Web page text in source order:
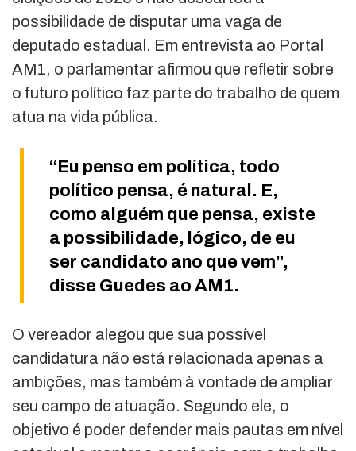
possibilidade de disputar uma vaga de
deputado estadual. Em entrevista ao Portal
AM1, o parlamentar afirmou que refletir sobre
o futuro político faz parte do trabalho de quem
atua na vida pública.
“Eu penso em política, todo
político pensa, é natural. E,
como alguém que pensa, existe
a possibilidade, lógico, de eu
ser candidato ano que vem”,
disse Guedes ao AM1.
O vereador alegou que sua possível
candidatura não está relacionada apenas a
ambições, mas também à vontade de ampliar
seu campo de atuação. Segundo ele, o
objetivo é poder defender mais pautas em nível